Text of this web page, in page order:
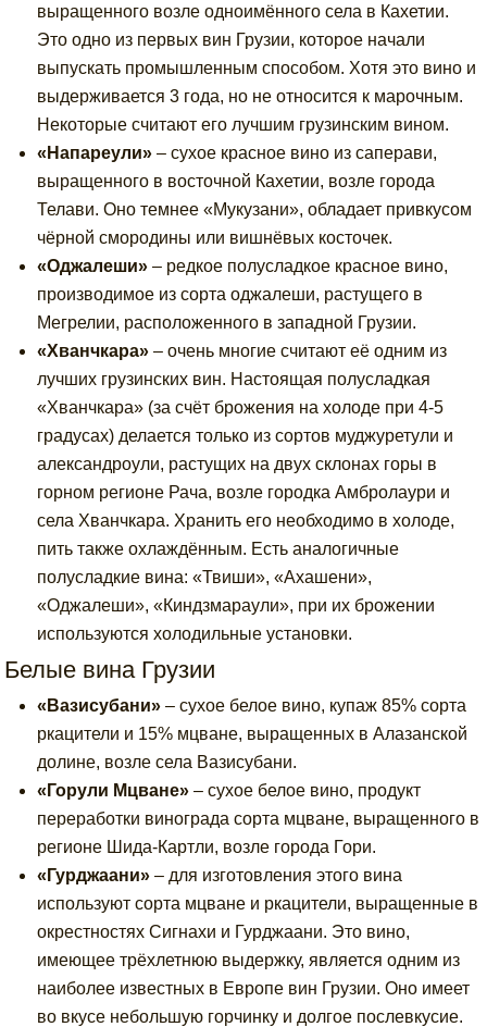
выращенного возле одноимённого села в Кахетии.
Это одно из первых вин Грузии, которое начали
выпускать промышленным способом. Хотя это вино и
выдерживается 3 года, но не относится к марочным.
Некоторые считают его лучшим грузинским вином.
«Напареули» – сухое красное вино из саперави,
выращенного в восточной Кахетии, возле города
Телави. Оно темнее «Мукузани», обладает привкусом
чёрной смородины или вишнёвых косточек.
«Оджалеши» – редкое полусладкое красное вино,
производимое из сорта оджалеши, растущего в
Мегрелии, расположенного в западной Грузии.
«Хванчкара» – очень многие считают её одним из
лучших грузинских вин. Настоящая полусладкая
«Хванчкара» (за счёт брожения на холоде при 4-5
градусах) делается только из сортов муджуретули и
александроули, растущих на двух склонах горы в
горном регионе Рача, возле городка Амбролаури и
села Хванчкара. Хранить его необходимо в холоде,
пить также охлаждённым. Есть аналогичные
полусладкие вина: «Твиши», «Ахашени»,
«Оджалеши», «Киндзмараули», при их брожении
используются холодильные установки.
Белые вина Грузии
«Вазисубани» – сухое белое вино, купаж 85% сорта
ркацители и 15% мцване, выращенных в Алазанской
долине, возле села Вазисубани.
«Горули Мцване» – сухое белое вино, продукт
переработки винограда сорта мцване, выращенного в
регионе Шида-Картли, возле города Гори.
«Гурджаани» – для изготовления этого вина
используют сорта мцване и ркацители, выращенные в
окрестностях Сигнахи и Гурджаани. Это вино,
имеющее трёхлетнюю выдержку, является одним из
наиболее известных в Европе вин Грузии. Оно имеет
во вкусе небольшую горчинку и долгое послевкусие.